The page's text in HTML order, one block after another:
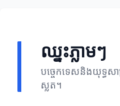
ឈ្នះភ្លាមៗ
បច្ចេកទេសនិងយុទ្ធសា
ស្លត។